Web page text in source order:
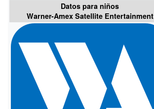
Datos para niños
Warner-Amex Satellite Entertainment